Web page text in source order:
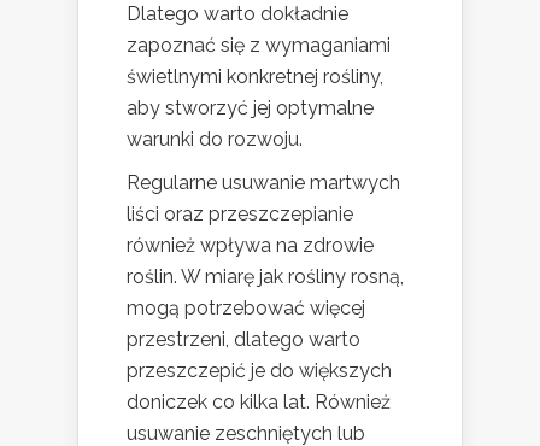
Dlatego warto dokładnie
zapoznać się z wymaganiami
świetlnymi konkretnej rośliny,
aby stworzyć jej optymalne
warunki do rozwoju.
Regularne usuwanie martwych
liści oraz przeszczepianie
również wpływa na zdrowie
roślin. W miarę jak rośliny rosną,
mogą potrzebować więcej
przestrzeni, dlatego warto
przeszczepić je do większych
doniczek co kilka lat. Również
usuwanie zeschniętych lub